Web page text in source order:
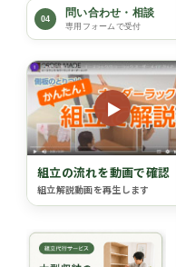
04 問い合わせ・相談
専用フォームで受付
▶
組立の流れを動画で確認
組立解説動画を再生します